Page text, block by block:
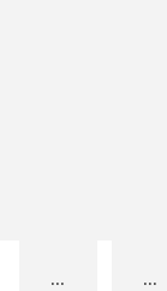
... ...